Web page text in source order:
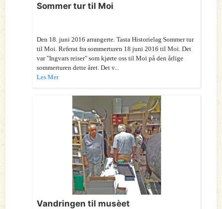
Sommer tur til Moi
Den 18. juni 2016 arrangerte. Tasta Historielag Sommer tur
til Moi. Referat fra sommerturen 18 juni 2016 til Moi. Det
var "Ingvars reiser" som kjørte oss til Moi på den årlige
sommerturen dette året. Det v...
Les Mer
Vandringen til musèet